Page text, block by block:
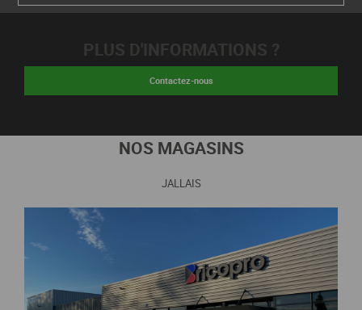
PLUS D'INFORMATIONS ?
Contactez-nous
NOS MAGASINS
JALLAIS